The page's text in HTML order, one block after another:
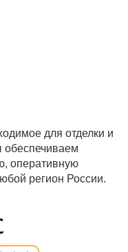
для отделки и
оперативную
регион России.